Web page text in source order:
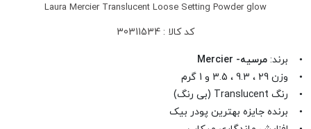
Laura Mercier Translucent Loose Setting Powder glow
کد کالا : 30311534
• برند: مرسیه- Mercier
• وزن 29 ، 9.3 ، 3.5 و 1 گرم
• رنگ Translucent (بی رنگ)
• برنده جایزه بهترین پودر بیک